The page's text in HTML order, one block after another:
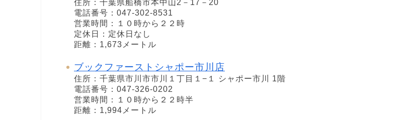
住所：千葉県船橋市本中山2－17－20
電話番号：047-302-8531
営業時間：１０時から２２時
定休日：定休日なし
距離：1,673メートル
ブックファーストシャポー市川店
住所：千葉県市川市市川１丁目１−１ シャポー市川 1階
電話番号：047-326-0202
営業時間：１０時から２２時半
距離：1,994メートル